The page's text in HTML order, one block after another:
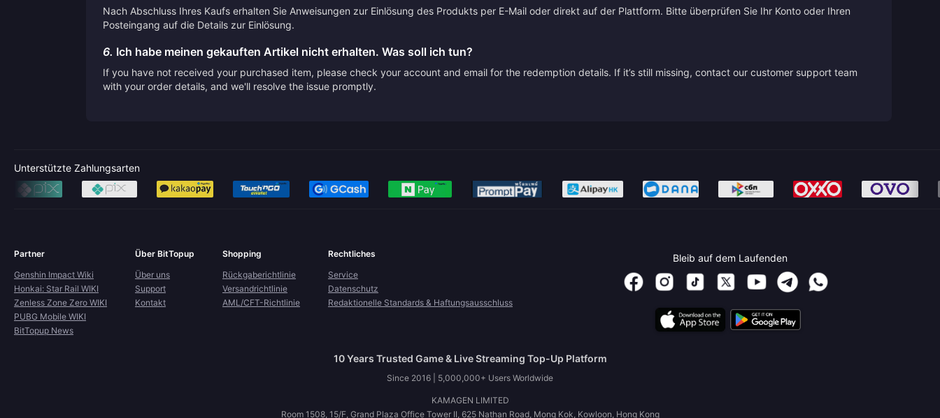
Nach Abschluss Ihres Kaufs erhalten Sie Anweisungen zur Einlösung des Produkts per E-Mail oder direkt auf der Plattform. Bitte überprüfen Sie Ihr Konto oder Ihren
Posteingang auf die Details zur Einlösung.
6. Ich habe meinen gekauften Artikel nicht erhalten. Was soll ich tun?
If you have not received your purchased item, please check your account and email for the redemption details. If it’s still missing, contact our customer support team
with your order details, and we'll resolve the issue promptly.
Unterstützte Zahlungsarten
Partner
Genshin Impact Wiki
Honkai: Star Rail WIKI
Zenless Zone Zero WIKI
PUBG Mobile WIKI
BitTopup News
Über BitTopup
Über uns
Support
Kontakt
Shopping
Rückgaberichtlinie
Versandrichtlinie
AML/CFT-Richtlinie
Rechtliches
Service
Datenschutz
Redaktionelle Standards & Haftungsausschluss
Bleib auf dem Laufenden
10 Years Trusted Game & Live Streaming Top-Up Platform
Since 2016 | 5,000,000+ Users Worldwide
KAMAGEN LIMITED
Room 1508, 15/F, Grand Plaza Office Tower II, 625 Nathan Road, Mong Kok, Kowloon, Hong Kong